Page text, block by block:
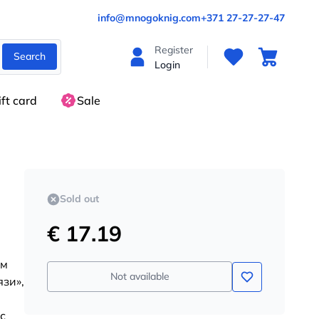
info@mnogoknig.com+371 27-27-27-47
Search
Register
Login
card Sale
Sold out
€ 17.19
Not available